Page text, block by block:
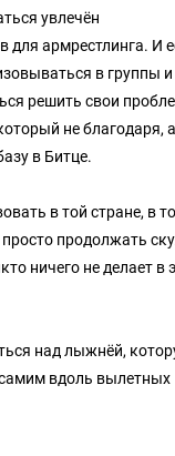
увлечён
для армрестлинга. И
в группы и
решить свои
не благодаря, а
в Битце.
в той стране, в
продолжать
ничего не делает в
над лыжнёй,
вдоль вылетных